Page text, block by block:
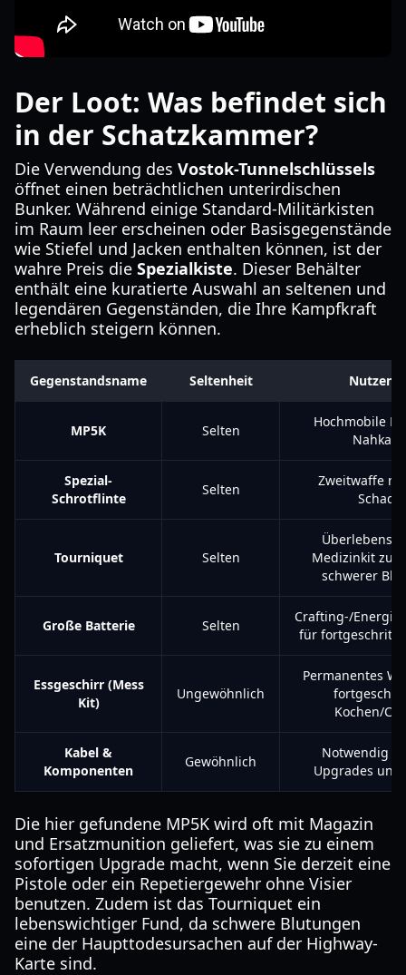
Der Loot: Was befindet sich
in der Schatzkammer?
Die Verwendung des Vostok-Tunnelschlüssels
öffnet einen beträchtlichen unterirdischen
Bunker. Während einige Standard-Militärkisten
im Raum leer erscheinen oder Basisgegenstände
wie Stiefel und Jacken enthalten können, ist der
wahre Preis die Spezialkiste. Dieser Behälter
enthält eine kuratierte Auswahl an seltenen und
legendären Gegenständen, die Ihre Kampfkraft
erheblich steigern können.
Gegenstandsname Seltenheit Nutzen/
MP5K Selten
Hochmobile
Spezial-
Schrotflinte
Selten
Zweitwaffe
Tourniquet Selten
Medizinkit
schwerer
Große Batterie Selten
Crafting-/
für
Essgeschirr (Mess
Kit)
Ungewöhnlich
Permanentes
Kochen/
Kabel &
Komponenten
Gewöhnlich
Notwendig
Upgrades und
Die hier gefundene MP5K wird oft mit Magazin
und Ersatzmunition geliefert, was sie zu einem
sofortigen Upgrade macht, wenn Sie derzeit eine
Pistole oder ein Repetiergewehr ohne Visier
benutzen. Zudem ist das Tourniquet ein
lebenswichtiger Fund, da schwere Blutungen
eine der Haupttodesursachen auf der Highway-
Karte sind.